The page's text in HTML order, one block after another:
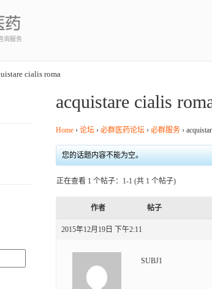
询服务
cialis roma
acquistare cialis
Home › 论坛 › 必群医药论坛 › 必群服务 ›
您的话题内容不能为空。
正在查看 1 个帖子：1-1 (共 1 个帖子)
作者 帖子
2015年12月19日 下午2:11
SUBJ1